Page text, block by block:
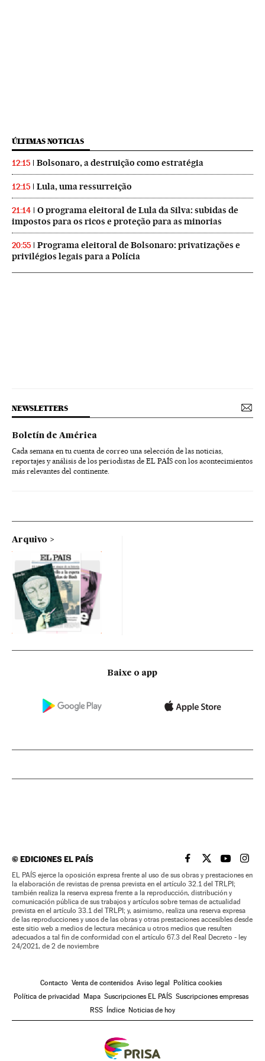
ÚLTIMAS NOTICIAS
12:15 Bolsonaro, a destruição como estratégia
12:15 Lula, uma ressurreição
21:14
O programa eleitoral de Lula da Silva: subidas de
impostos para os ricos e proteção para as minorias
20:55
Programa eleitoral de Bolsonaro: privatizações e
privilégios legais para a Polícia
NEWSLETTERS
Boletín de América
Cada semana en tu cuenta de correo una selección de las noticias,
reportajes y análisis de los periodistas de EL PAÍS con los acontecimientos
más relevantes del continente.
Arquivo
Baixe o app
©EDICIONES EL PAÍS EL PAÍS BRASIL EN
EL PAÍSEL PAÍS
EL
EL PAÍS ejerce la oposición expresa frente al uso de sus obras y prestaciones en
la elaboración de revistas de prensa prevista en el artículo 32.1 del TRLPI;
también realiza la reserva expresa frente a la reproducción, distribución y
comunicación pública de sus trabajos y artículos sobre temas de actualidad
prevista en el artículo 33.1 del TRLPI; y, asimismo, realiza una reserva expresa
de las reproducciones y usos de las obras y otras prestaciones accesibles desde
este sitio web a medios de lectura mecánica u otros medios que resulten
adecuados a tal fin de conformidad con el artículo 67.3 del Real Decreto - ley
24/2021, de 2 de noviembre
Contacto Venta de contenidos Aviso legal Política cookies
Política de privacidad Mapa Suscripciones EL PAÍS Suscripciones empresas
RSS Índice Noticias de hoy